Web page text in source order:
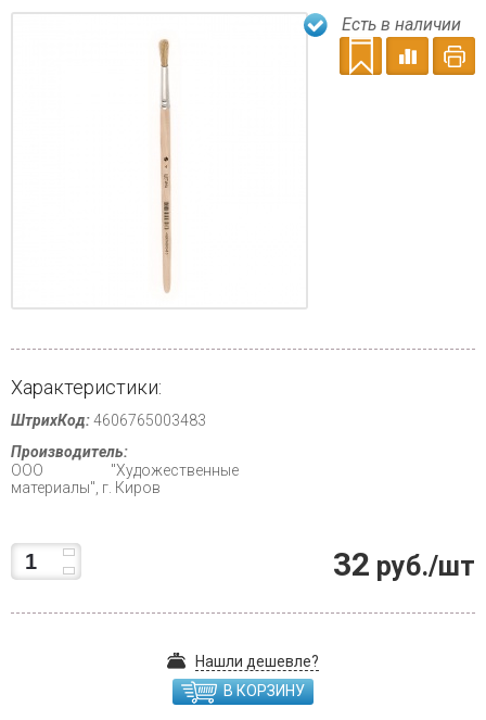
Есть в наличии
Характеристики:
ШтрихКод:4606765003483
Производитель:
ООО "Художественные
материалы", г. Киров
32 руб./шт
Нашли дешевле?
В КОРЗИНУ